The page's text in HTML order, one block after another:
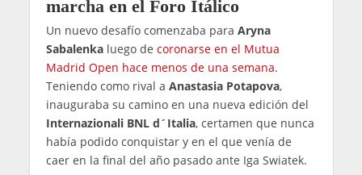
marcha en el Foro Itálico
Un nuevo desafío comenzaba para Aryna
Sabalenkaluego de coronarse en el Mutua
Madrid Open hace menos de una semana.
Teniendo como rival a Anastasia Potapova,
inauguraba su camino en una nueva edición del
Internazionali BNL d´Italia, certamen que nunca
había podido conquistar y en el que venía de
caer en la final del año pasado ante Iga Swiatek.